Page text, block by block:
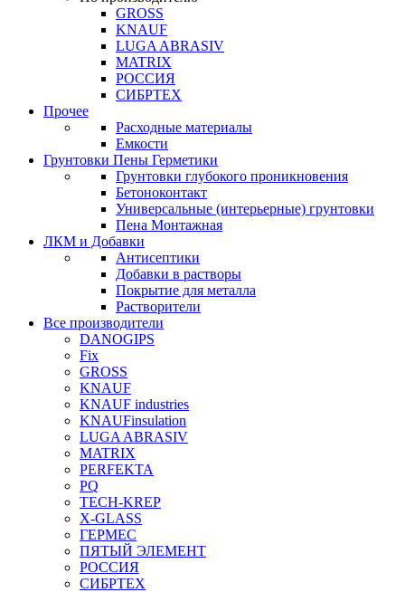
GROSS
KNAUF
LUGA ABRASIV
MATRIX
РОССИЯ
СИБРТЕХ
Прочее
Расходные материалы
Емкости
Грунтовки Пены Герметики
Грунтовки глубокого проникновения
Бетоноконтакт
Универсальные (интерьерные) грунтовки
Пена Монтажная
ЛКМ и Добавки
Антисептики
Добавки в растворы
Покрытие для металла
Растворители
Все производители
DANOGIPS
Fix
GROSS
KNAUF
KNAUF industries
KNAUFinsulation
LUGA ABRASIV
MATRIX
PERFEKTA
PQ
TECH-KREP
X-GLASS
ГЕРМЕС
ПЯТЫЙ ЭЛЕМЕНТ
РОССИЯ
СИБРТЕХ